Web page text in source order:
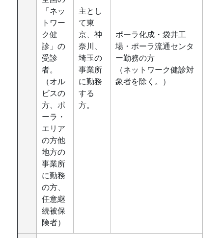
「ネッ
トワー
ク健
診」の
受診
者。
（オル
ビスの
方、ポ
ーラ・
エリア
の方他
地方の
事業所
に勤務
の方、
任意継
続被保
険者）
主とし
て東
京、神
奈川、
埼玉の
事業所
に勤務
する
方。
ポーラ化成・袋井工
場・ポーラ流通センタ
ー勤務の方
（ネットワーク健診対
象者を除く。）